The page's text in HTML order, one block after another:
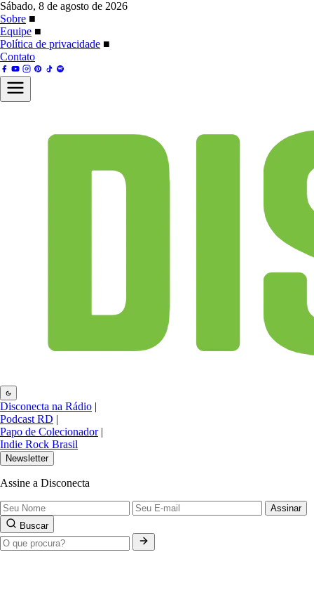
Sábado, 8 de agosto de 2026
Sobre ■
Equipe ■
Política de privacidade ■
Contato
Disconecta na Rádio |
Podcast RD |
Papo de Colecionador |
Indie Rock Brasil
Newsletter
Assine a Disconecta
Assinar
Buscar